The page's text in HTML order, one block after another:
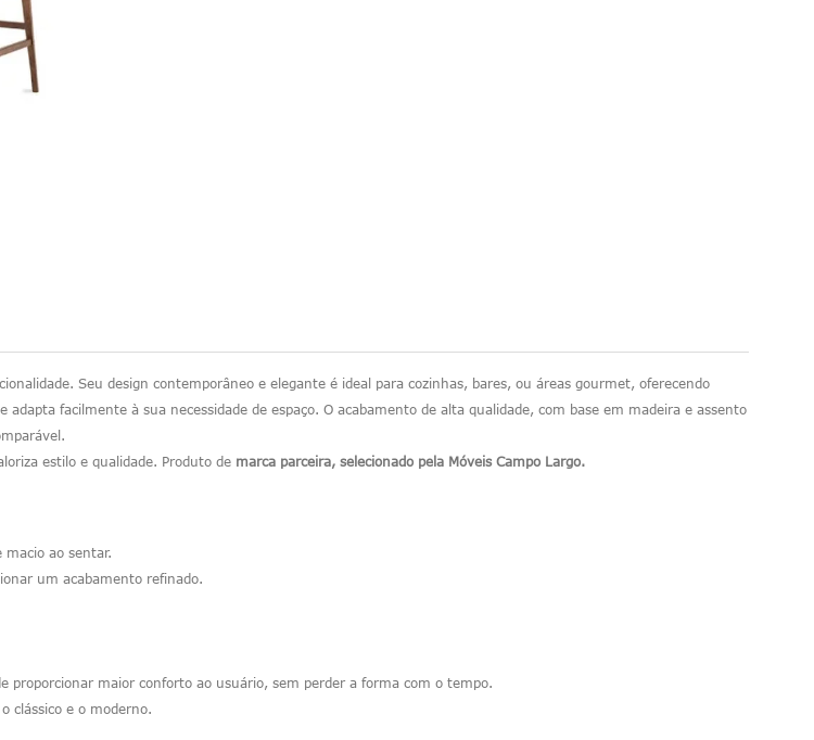
Seu design contemporâneo e elegante é ideal para cozinhas, bares, ou áreas gourmet, oferecendo
facilmente à sua necessidade de espaço. O acabamento de alta qualidade, com base em madeira e assento
estilo e qualidade. Produto de marca parceira, selecionado pela Móveis Campo Largo.
ao sentar.
um acabamento refinado.
proporcionar maior conforto ao usuário, sem perder a forma com o tempo.
clássico e o moderno.